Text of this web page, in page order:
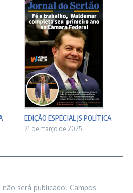
EDIÇÃO ESPECIAL JS POLÍTICA
21 de março de 2025
não será publicado. Campos